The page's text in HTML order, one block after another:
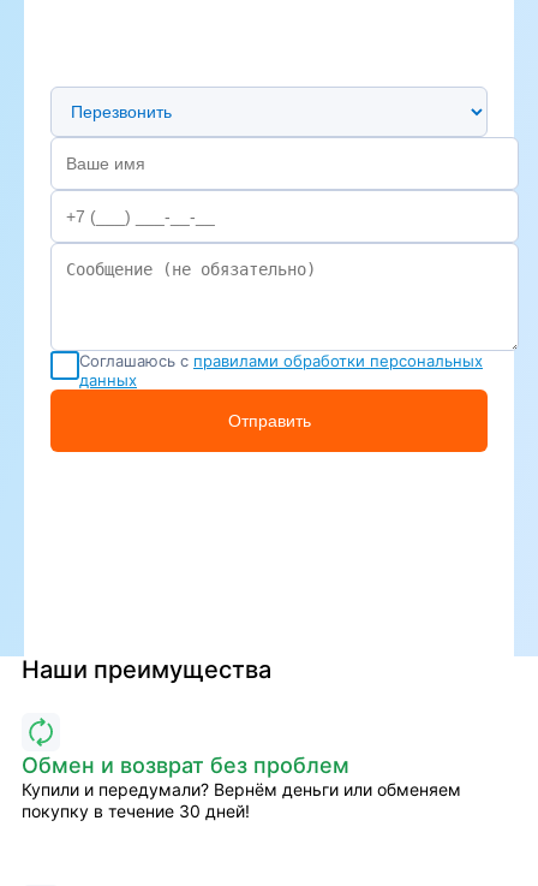
Предпочтительный способ связи
Соглашаюсь с правилами обработки персональных
данных
Отправить
Наши преимущества
Обмен и возврат без проблем
Купили и передумали? Вернём деньги или обменяем
покупку в течение 30 дней!